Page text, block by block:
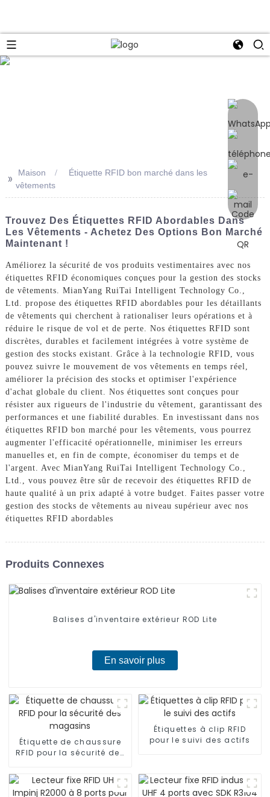
>> Maison
Étiquette RFID bon marché dans les
vêtements
Trouvez Des Étiquettes RFID Abordables Dans
Les Vêtements - Achetez Des Options Bon Marché
Maintenant !
Améliorez la sécurité de vos produits vestimentaires avec nos
étiquettes RFID économiques conçues pour la gestion des stocks
de vêtements. MianYang RuiTai Intelligent Technology Co.,
Ltd. propose des étiquettes RFID abordables pour les détaillants
de vêtements qui cherchent à rationaliser leurs opérations et à
réduire le risque de vol et de perte. Nos étiquettes RFID sont
discrètes, durables et facilement intégrées à votre système de
gestion des stocks existant. Grâce à la technologie RFID, vous
pouvez suivre le mouvement de vos vêtements en temps réel,
améliorer la précision des stocks et optimiser l'expérience
d'achat globale du client. Nos étiquettes sont conçues pour
résister aux rigueurs de l'industrie du vêtement, garantissant des
performances et une fiabilité durables. En investissant dans nos
étiquettes RFID bon marché pour les vêtements, vous pourrez
augmenter l'efficacité opérationnelle, minimiser les erreurs
manuelles et, en fin de compte, économiser du temps et de
l'argent. Avec MianYang RuiTai Intelligent Technology Co.,
Ltd., vous pouvez être sûr de recevoir des étiquettes RFID de
haute qualité à un prix adapté à votre budget. Faites passer votre
gestion des stocks de vêtements au niveau supérieur avec nos
étiquettes RFID abordables
Produits Connexes
Balises d'inventaire extérieur ROD Lite
En savoir plus
Étiquette de chaussure
RFID pour la sécurité des
Étiquettes à clip RFID
pour le suivi des actifs